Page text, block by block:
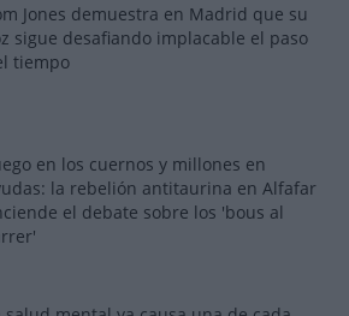
Jones demuestra en Madrid que su
sigue desafiando implacable el paso
tiempo
en los cuernos y millones en
la rebelión antitaurina en Alfafar
el debate sobre los 'bous al